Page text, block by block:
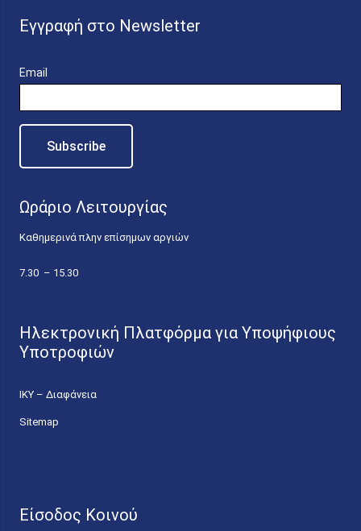
Εγγραφή στο Newsletter
Email
Ωράριο Λειτουργίας
Καθημερινά πλην επίσημων αργιών
7.30 – 15.30
Ηλεκτρονική Πλατφόρμα για Υποψήφιους
Υποτροφιών
ΙΚΥ – Διαφάνεια
Sitemap
Είσοδος Κοινού